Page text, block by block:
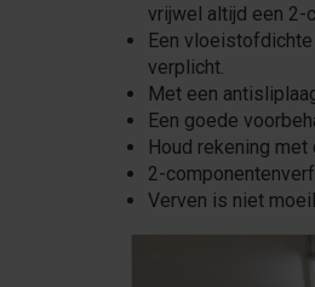
vrijwel altijd een 2-
Een
verplicht.
Met een
Een goede
Houd rekening
2-
Verven is niet